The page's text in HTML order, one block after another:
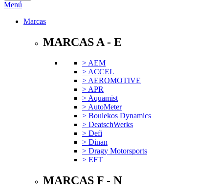
Menú
Marcas
MARCAS A - E
> AEM
> ACCEL
> AEROMOTIVE
> APR
> Aquamist
> AutoMeter
> Boulekos Dynamics
> DeatschWerks
> Defi
> Dinan
> Dragy Motorsports
> EFT
MARCAS F - N